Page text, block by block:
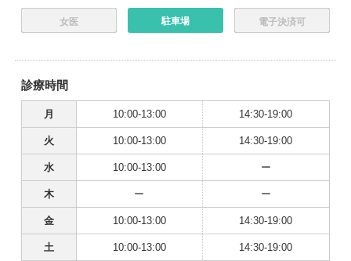
女医 駐車場 電子決済可
診療時間
月 10:00-13:00 14:30-19:00
火 10:00-13:00 14:30-19:00
水 10:00-13:00 ー
木 ー ー
金 10:00-13:00 14:30-19:00
土 10:00-13:00 14:30-19:00